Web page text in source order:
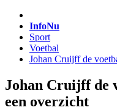
InfoNu
Sport
Voetbal
Johan Cruijff de
Johan Cruijff de
een overzicht